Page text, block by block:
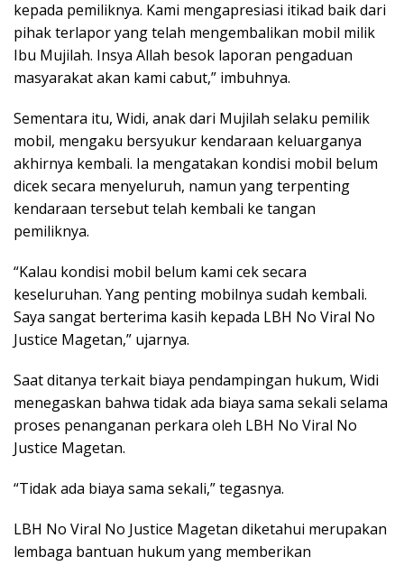
kepada pemiliknya. Kami mengapresiasi itikad baik dari
pihak terlapor yang telah mengembalikan mobil milik
Ibu Mujilah. Insya Allah besok laporan pengaduan
masyarakat akan kami cabut,” imbuhnya.
Sementara itu, Widi, anak dari Mujilah selaku pemilik
mobil, mengaku bersyukur kendaraan keluarganya
akhirnya kembali. Ia mengatakan kondisi mobil belum
dicek secara menyeluruh, namun yang terpenting
kendaraan tersebut telah kembali ke tangan
pemiliknya.
“Kalau kondisi mobil belum kami cek secara
keseluruhan. Yang penting mobilnya sudah kembali.
Saya sangat berterima kasih kepada LBH No Viral No
Justice Magetan,” ujarnya.
Saat ditanya terkait biaya pendampingan hukum, Widi
menegaskan bahwa tidak ada biaya sama sekali selama
proses penanganan perkara oleh LBH No Viral No
Justice Magetan.
“Tidak ada biaya sama sekali,” tegasnya.
LBH No Viral No Justice Magetan diketahui merupakan
lembaga bantuan hukum yang memberikan